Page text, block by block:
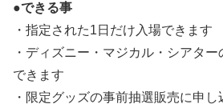
●できる事
・指定された1日だけ入場できます
・ディズニー・マジカル・シアタ
できます
・限定グッズの事前抽選販売に申し